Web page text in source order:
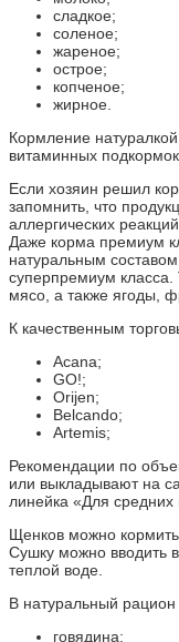
сладкое;
соленое;
жареное;
острое;
копченое;
жирное.
Кормление
витаминных
Если хозяин решил
запомнить, что
аллергических
Даже корма премиум
натуральным
суперпремиум класса.
мясо, а также ягоды,
К качественным
Acana;
GO!;
Orijen;
Belcando;
Artemis;
Рекомендации по
или выкладывают на
линейка «Для средних
Щенков можно
Сушку можно вводить
теплой воде.
В натуральный
говядина;